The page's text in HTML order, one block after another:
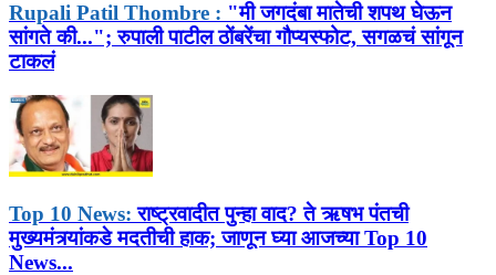
Rupali Patil Thombre : "मी जगदंबा मातेची शपथ घेऊन
सांगते की..."; रुपाली पाटील ठोंबरेंचा गौप्यस्फोट, सगळचं सांगून
टाकलं
Top 10 News: राष्ट्रवादीत पुन्हा वाद? ते ऋषभ पंतची
मुख्यमंत्र्यांकडे मदतीची हाक; जाणून घ्या आजच्या Top 10
News...